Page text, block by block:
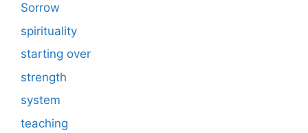
Sorrow
spirituality
starting over
strength
system
teaching